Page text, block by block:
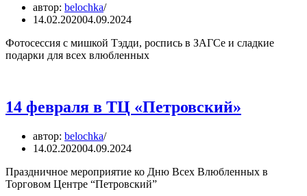
автор: belochka
14.02.202004.09.2024
Фотосессия с мишкой Тэдди, роспись в ЗАГСе и сладкие
подарки для всех влюбленных
14 февраля в ТЦ «Петровский»
автор: belochka
14.02.202004.09.2024
Праздничное мероприятие ко Дню Всех Влюбленных в
Торговом Центре “Петровский”